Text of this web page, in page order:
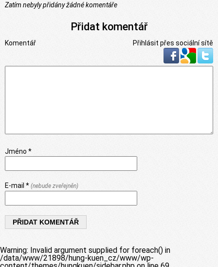
Zatím nebyly přidány žádné komentáře
Přidat komentář
Přihlásit přes sociální sítě
Komentář
Jméno *
E-mail * (nebude zveřejněn)
Warning: Invalid argument supplied for foreach() in
/data/www/21898/hung-kuen_cz/www/wp-